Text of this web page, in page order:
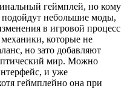
геймплей, но кому
подойдут небольшие моды,
в игровой процесс
которые не
но зато добавляют
мир. Можно
и уже
геймплейно она при